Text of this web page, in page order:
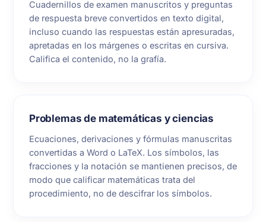
Cuadernillos de examen manuscritos y preguntas
de respuesta breve convertidos en texto digital,
incluso cuando las respuestas están apresuradas,
apretadas en los márgenes o escritas en cursiva.
Califica el contenido, no la grafía.
Problemas de matemáticas y ciencias
Ecuaciones, derivaciones y fórmulas manuscritas
convertidas a Word o LaTeX. Los símbolos, las
fracciones y la notación se mantienen precisos, de
modo que calificar matemáticas trata del
procedimiento, no de descifrar los símbolos.